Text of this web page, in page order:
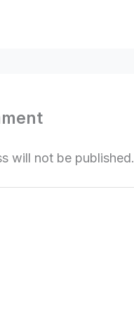
will not be published.